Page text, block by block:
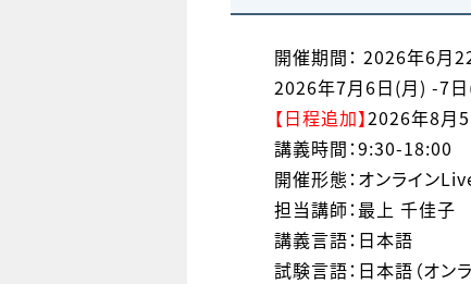
開催期間： 2026年6月
2026年7月6日(月) -7日(
【日程追加】2026年8月5
講義時間：9:30-18:00
開催形態：オンライン
担当講師：最上 千佳子
講義言語：日本語
試験言語：日本語（オン